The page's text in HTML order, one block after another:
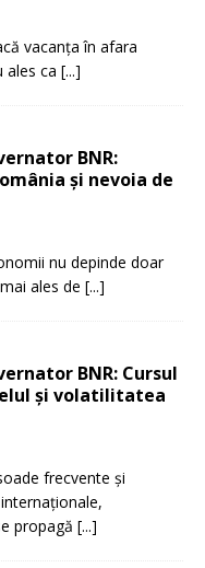
vacanța în afara
ales ca [...]
BNR:
și nevoia de
nu depinde doar
ales de [...]
BNR: Cursul
și volatilitatea
frecvente și
propagă [...]